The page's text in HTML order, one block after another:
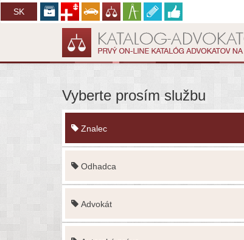
SK
CZ
Vyberte prosím službu
Znalec
Odhadca
Advokát